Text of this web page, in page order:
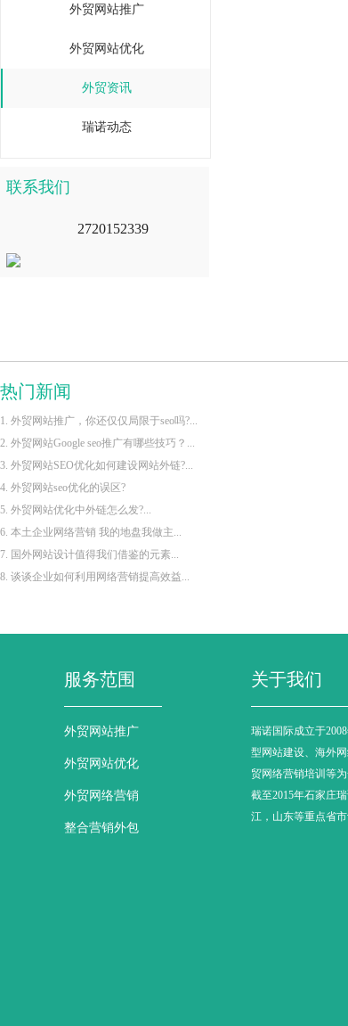
外贸网站推广
外贸网站优化
外贸资讯
瑞诺动态
联系我们
2720152339
热门新闻
1. 外贸网站推广，你还仅仅局限于seo吗?...
2. 外贸网站Google seo推广有哪些技巧？...
3. 外贸网站SEO优化如何建设网站外链?...
4. 外贸网站seo优化的误区?
5. 外贸网站优化中外链怎么发?...
6. 本土企业网络营销 我的地盘我做主...
7. 国外网站设计值得我们借鉴的元素...
8. 谈谈企业如何利用网络营销提高效益...
服务范围
外贸网站推广
外贸网站优化
外贸网络营销
整合营销外包
关于我们
瑞诺国际成立于
型网站建设、海外
贸网络营销培训等
截至2015年石家庄
江，山东等重点省